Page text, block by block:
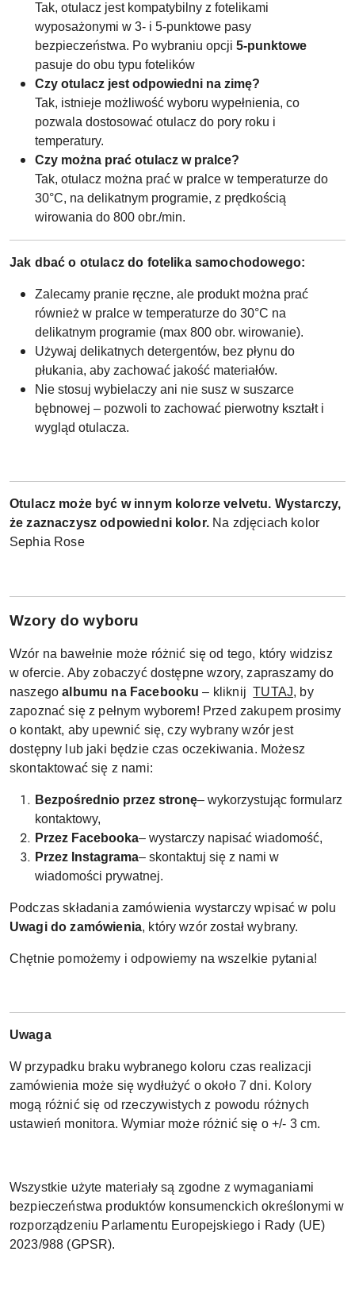
Tak, otulacz jest kompatybilny z fotelikami
wyposażonymi w 3- i 5-punktowe pasy
bezpieczeństwa. Po wybraniu opcji 5-punktowe
pasuje do obu typu fotelików
Czy otulacz jest odpowiedni na zimę?
Tak, istnieje możliwość wyboru wypełnienia, co
pozwala dostosować otulacz do pory roku i
temperatury.
Czy można prać otulacz w pralce?
Tak, otulacz można prać w pralce w temperaturze do
30°C, na delikatnym programie, z prędkością
wirowania do 800 obr./min.
Jak dbać o otulacz do fotelika samochodowego:
Zalecamy pranie ręczne, ale produkt można prać
również w pralce w temperaturze do 30°C na
delikatnym programie (max 800 obr. wirowanie).
Używaj delikatnych detergentów, bez płynu do
płukania, aby zachować jakość materiałów.
Nie stosuj wybielaczy ani nie susz w suszarce
bębnowej – pozwoli to zachować pierwotny kształt i
wygląd otulacza.
Otulacz może być w innym kolorze velvetu. Wystarczy,
że zaznaczysz odpowiedni kolor. Na zdjęciach kolor
Sephia Rose
Wzory do wyboru
Wzór na bawełnie może różnić się od tego, który widzisz
w ofercie. Aby zobaczyć dostępne wzory, zapraszamy do
naszegoalbumu na Facebooku – kliknij TUTAJ, by
zapoznać się z pełnym wyborem! Przed zakupem prosimy
o kontakt, aby upewnić się, czy wybrany wzór jest
dostępny lub jaki będzie czas oczekiwania. Możesz
skontaktować się z nami:
Bezpośrednio przez stronę– wykorzystując formularz
kontaktowy,
Przez Facebooka– wystarczy napisać wiadomość,
Przez Instagrama– skontaktuj się z nami w
wiadomości prywatnej.
Podczas składania zamówienia wystarczy wpisać w polu
Uwagi do zamówienia, który wzór został wybrany.
Chętnie pomożemy i odpowiemy na wszelkie pytania!
Uwaga
W przypadku braku wybranego koloru czas realizacji
zamówienia może się wydłużyć o około 7 dni. Kolory
mogą różnić się od rzeczywistych z powodu różnych
ustawień monitora. Wymiar może różnić się o +/- 3 cm.
Wszystkie użyte materiały są zgodne z wymaganiami
bezpieczeństwa produktów konsumenckich określonymi w
rozporządzeniu Parlamentu Europejskiego i Rady (UE)
2023/988 (GPSR).